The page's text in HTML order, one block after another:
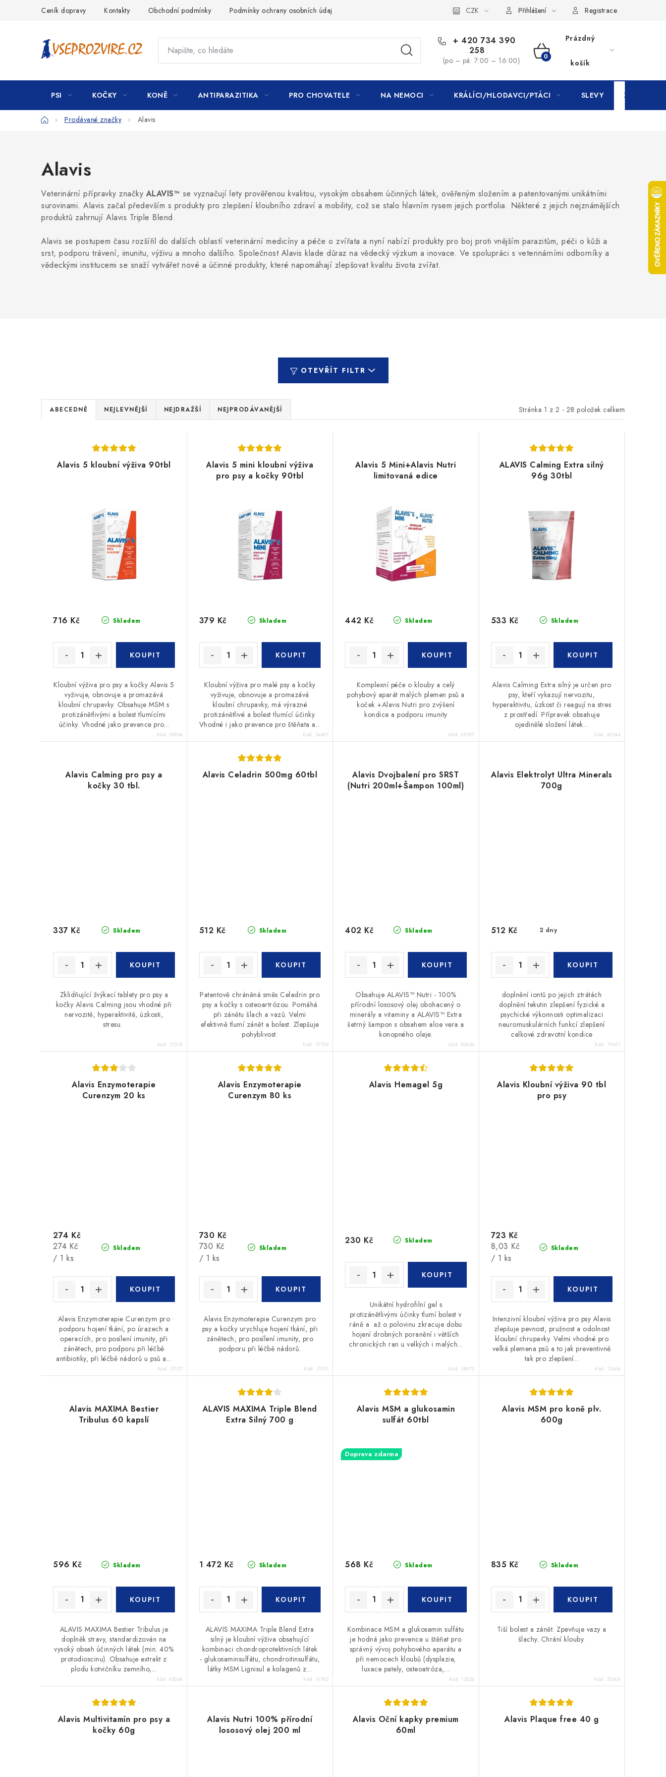
Ceník dopravy Kontakty Obchodní podmínky Podmínky ochrany osobních údajů CZK Přihlášení Registrace
+ 420 734 390
258
(po – pá: 7:00 – 16:00)
NÁKUPNÍ
KOŠÍK
Prázdný
košík
PSI KOČKY KONĚ ANTIPARAZITIKA PRO CHOVATELE NA NEMOCI KRÁLÍCI/HLODAVCI/PTÁCI SLEVY ZNAČKY
DomůProdávané značky Alavis
Alavis
Veterinární přípravky značky ALAVIS™ se vyznačují lety prověřenou kvalitou, vysokým obsahem účinných látek, ověřeným složením a patentovanými unikátními
surovinami. Alavis začal především s produkty pro zlepšení kloubního zdraví a mobility, což se stalo hlavním rysem jejich portfolia. Některé z jejich nejznámějších
produktů zahrnují Alavis Triple Blend.
Alavis se postupem času rozšířil do dalších oblastí veterinární medicíny a péče o zvířata a nyní nabízí produkty pro boj proti vnějším parazitům, péči o kůži a
srst, podporu trávení, imunitu, výživu a mnoho dalšího. Společnost Alavis klade důraz na vědecký výzkum a inovace. Ve spolupráci s veterinárními odborníky a
vědeckými institucemi se snaží vytvářet nové a účinné produkty, které napomáhají zlepšovat kvalitu života zvířat.
OTEVŘÍT FILTR
Stránka 1 z 2 - 28 položek celkem
Ř
a
ABECEDNĚ NEJLEVNĚJŠÍ NEJDRAŽŠÍ NEJPRODÁVANĚJŠÍ
Alavis 5 kloubní výživa 90tbl
Skladem
716 Kč
Kloubní výživa pro psy a kočky Alavis 5
vyživuje, obnovuje a promazává
kloubní chrupavky. Obsahuje MSM s
protizánětlivými a bolest tlumícími
účinky. Vhodné jako prevence pro...
Kód: 29904
Alavis 5 mini kloubní výživa
pro psy a kočky 90tbl
Skladem
379 Kč
Kloubní výživa pro malé psy a kočky
vyživuje, obnovuje a promazává
kloubní chrupavky, má výrazné
protizánětlivé a bolest tlumící účinky.
Vhodné i jako prevence pro štěňata a...
Kód: 54601
Alavis 5 Mini+Alavis Nutri
limitovaná edice
Skladem
442 Kč
Komplexní péče o klouby a celý
pohybový aparát malých plemen psů a
koček +Alavis Nutri pro zvýšení
kondice a podporu imunity
Kód: 69397
ALAVIS Calming Extra silný
96g 30tbl
Skladem
533 Kč
Alavis Calming Extra silný je určen pro
psy, kteří vykazují nervozitu,
hyperaktivitu, úzkost či reagují na stres
z prostředí. Přípravek obsahuje
ojedinělé složení látek...
Kód: 60244
Alavis Calming pro psy a
kočky 30 tbl.
Skladem
337 Kč
Zklidňující žvýkací tablety pro psy a
kočky Alavis Calming jsou vhodné při
nervozitě, hyperaktivitě, úzkosti,
stresu.
Kód: 27215
Alavis Celadrin 500mg 60tbl
Skladem
512 Kč
Patentově chráněná směs Celadrin pro
psy a kočky s osteoartrózou. Pomáhá
při zánětu šlach a vazů. Velmi
efektivně tlumí zánět a bolest. Zlepšuje
pohyblivost.
Kód: 17759
Alavis Dvojbalení pro SRST
(Nutri 200ml+Šampon 100ml)
Skladem
402 Kč
Obsahuje ALAVIS™ Nutri - 100%
přírodní lososový olej obohacený o
minerály a vitaminy a ALAVIS™ Extra
šetrný šampon s obsahem aloe vera a
konopného oleje.
Kód: 80636
Alavis Elektrolyt Ultra Minerals
700g
2 dny
512 Kč
doplnění iontů po jejich ztrátách
doplnění tekutin zlepšení fyzické a
psychické výkonnosti optimalizaci
neuromuskulárních funkcí zlepšení
celkové zdravotní kondice
Kód: 79471
Alavis Enzymoterapie
Curenzym 20 ks
Skladem
274 Kč
Měrná
cena:
274 Kč
/ 1 ks
Alavis Enzymoterapie Curenzym pro
podporu hojení tkání, po úrazech a
operacích, pro posílení imunity, při
zánětech, pro podporu při léčbě
antibiotiky, při léčbě nádorů u psů a...
Kód: 31127
Alavis Enzymoterapie
Curenzym 80 ks
Skladem
730 Kč
Měrná
cena:
730 Kč
/ 1 ks
Alavis Enzymoterapie Curenzym pro
psy a kočky urychluje hojení tkání, při
zánětech, pro posílení imunity, pro
podporu při léčbě nádorů.
Kód: 31131
Alavis Hemagel 5g
Skladem
230 Kč
Unikátní hydrofilní gel s
protizánětlivými účinky tlumí bolest v
ráně a až o polovinu zkracuje dobu
hojení drobných poranění i větších
chronických ran u velkých i malých...
Kód: 38072
Alavis Kloubní výživa 90 tbl
pro psy
Skladem
723 Kč
Měrná
cena:
8,03 Kč
/ 1 ks
Intenzivní kloubní výživa pro psy Alavis
zlepšuje pevnost, pružnost a odolnost
kloubní chrupavky. Velmi vhodné pro
velká plemena psů a to jak preventivně
tak pro zlepšení...
Kód: 13464
Alavis MAXIMA Bestier
Tribulus 60 kapslí
Skladem
596 Kč
ALAVIS MAXIMA Bestier Tribulus je
doplněk stravy, standardizován na
vysoký obsah účinných látek (min. 40%
protodioscinu). Obsahuje extrakt z
plodu kotvičníku zemního,...
Kód: 65244
ALAVIS MAXIMA Triple Blend
Extra Silný 700 g
Skladem
1 472 Kč
ALAVIS MAXIMA Triple Blend Extra
silný je kloubní výživa obsahující
kombinaci chondroprotektivních látek
- glukosaminsulfátu, chondroitinsulfátu,
látky MSM Lignisul a kolagenů z...
Kód: 61192
Alavis MSM a glukosamin
sulfát 60tbl
Doprava zdarma
Skladem
568 Kč
Kombinace MSM a glukosamin sulfátu
je hodná jako prevence u štěňat pro
správný vývoj pohybového aparátu a
při nemocech kloubů (dysplazie,
luxace pately, osteoatróza,...
Kód: 12026
Alavis MSM pro koně plv.
600g
Skladem
835 Kč
Tiší bolest a zánět. Zpevňuje vazy a
šlachy. Chrání klouby.
Kód: 52406
Alavis Multivitamín pro psy a
kočky 60g
Alavis Nutri 100% přírodní
lososový olej 200 ml
Alavis Oční kapky premium
60ml
Alavis Plaque free 40 g